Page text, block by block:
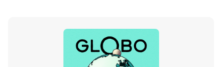
Altrecose
Mondiali calcio 2026